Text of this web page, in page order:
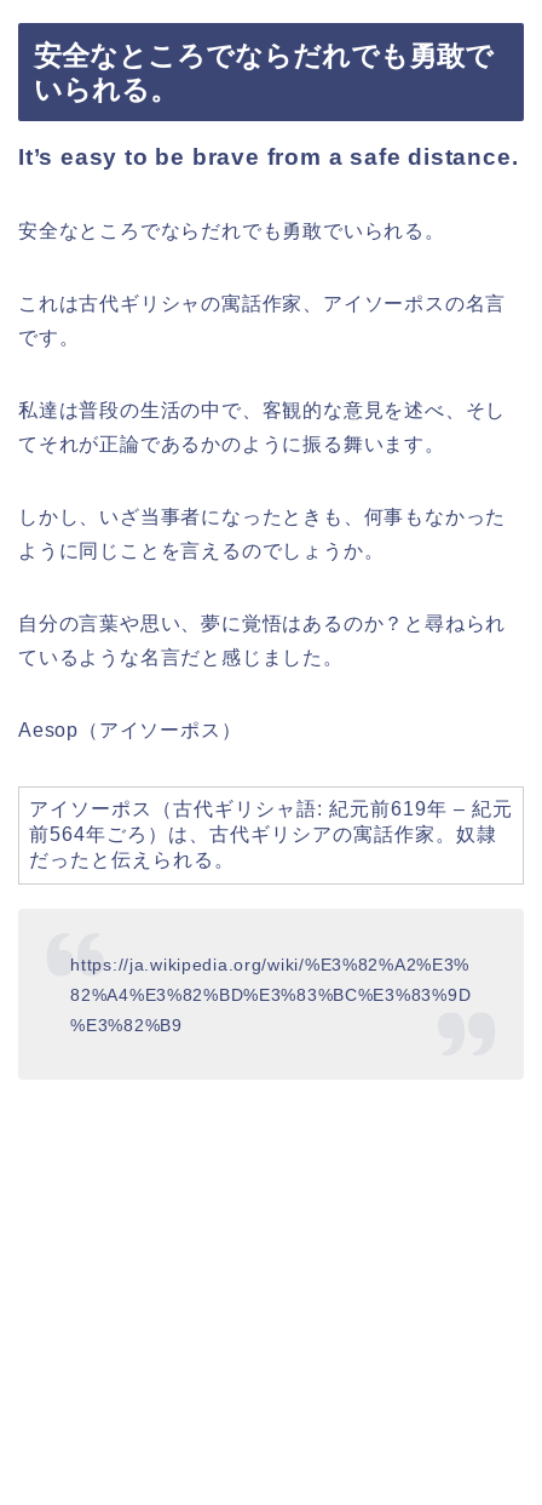
安全なところでならだれでも勇敢で
いられる。
It’s easy to be brave from a safe distance.
安全なところでならだれでも勇敢でいられる。
これは古代ギリシャの寓話作家、アイソーポスの名言
です。
私達は普段の生活の中で、客観的な意見を述べ、そし
てそれが正論であるかのように振る舞います。
しかし、いざ当事者になったときも、何事もなかった
ように同じことを言えるのでしょうか。
自分の言葉や思い、夢に覚悟はあるのか？と尋ねられ
ているような名言だと感じました。
Aesop（アイソーポス）
アイソーポス（古代ギリシャ語: 紀元前619年 – 紀元
前564年ごろ）は、古代ギリシアの寓話作家。奴隷
だったと伝えられる。
https://ja.wikipedia.org/wiki/%E3%82%A2%E3%
82%A4%E3%82%BD%E3%83%BC%E3%83%9D
%E3%82%B9